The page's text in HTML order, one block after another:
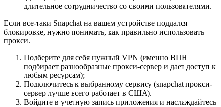
длительное сотрудничество со своими пользователями.
Если все-таки Snapchat на вашем устройстве поддался
блокировке, нужно понимать, как правильно использовать
прокси.
Подберите для себя нужный VPN (именно ВПН
подбирает разнообразные прокси-сервер и дает доступ к
любым ресурсам);
Подключитесь к выбранному сервису (snapchat прокси-
сервер лучше всего работает в США).
Войдите в учетную запись приложения и наслаждайтесь